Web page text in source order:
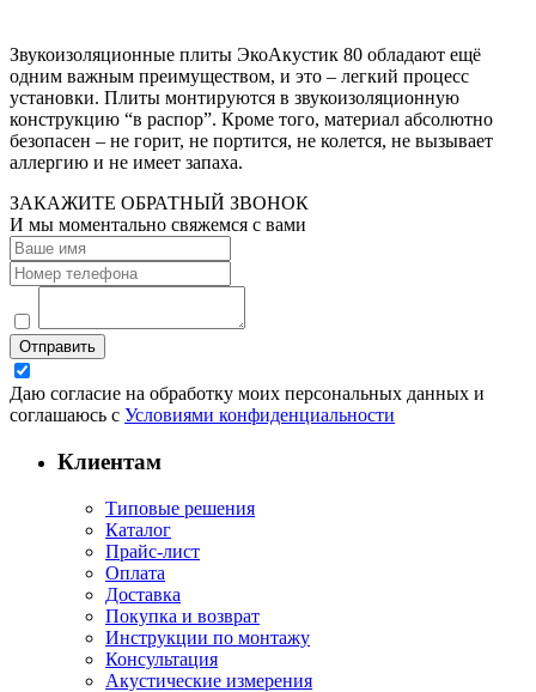
Звукоизоляционные плиты ЭкоАкустик 80 обладают ещё
одним важным преимуществом, и это – легкий процесс
установки. Плиты монтируются в звукоизоляционную
конструкцию “в распор”. Кроме того, материал абсолютно
безопасен – не горит, не портится, не колется, не вызывает
аллергию и не имеет запаха.
ЗАКАЖИТЕ ОБРАТНЫЙ ЗВОНОК
И мы моментально свяжемся с вами
Отправить
Даю согласие на обработку моих персональных данных и
соглашаюсь с Условиями конфиденциальности
Клиентам
Типовые решения
Каталог
Прайс-лист
Оплата
Доставка
Покупка и возврат
Инструкции по монтажу
Консультация
Акустические измерения